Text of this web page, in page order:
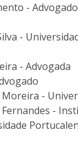
-
-
- Advogada
-
-